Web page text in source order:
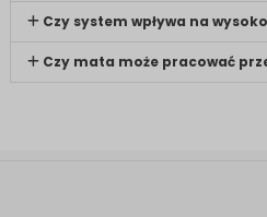
Czy system wpływa na
Czy mata może pracować